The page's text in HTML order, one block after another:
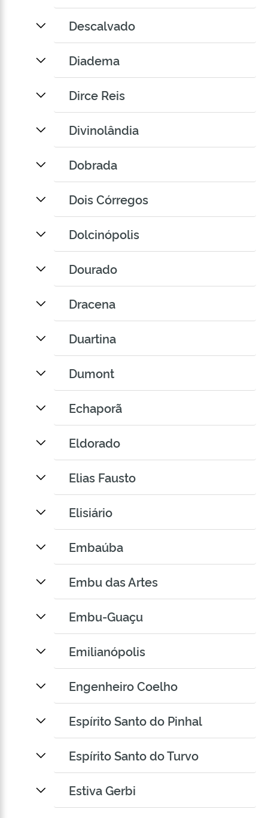
Descalvado
Diadema
Dirce Reis
Divinolândia
Dobrada
Dois Córregos
Dolcinópolis
Dourado
Dracena
Duartina
Dumont
Echaporã
Eldorado
Elias Fausto
Elisiário
Embaúba
Embu das Artes
Embu-Guaçu
Emilianópolis
Engenheiro Coelho
Espírito Santo do Pinhal
Espírito Santo do Turvo
Estiva Gerbi